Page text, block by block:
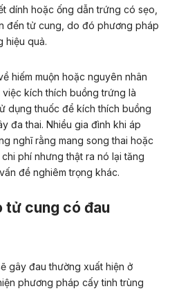
dính hoặc ống dẫn trứng có sẹo,
đến tử cung, do đó phương pháp
hiệu quả.
hiếm muộn hoặc nguyên nhân
kích thích buồng trứng là
dụng thuốc để kích thích buồng
đa thai. Nhiều gia đình khi áp
nghĩ rằng mang song thai hoặc
phí nhưng thật ra nó lại tăng
đề nghiêm trọng khác.
tử cung có đau
gây đau thường xuất hiện ở
phương pháp cấy tinh trùng